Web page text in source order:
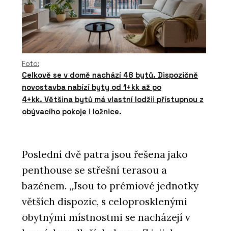
Foto:
Celkově se v domě nachází 48 bytů. Dispozičně
novostavba nabízí byty od 1+kk až po
4+kk. Většina bytů má vlastní lodžii přístupnou z
obývacího pokoje i ložnice.
Poslední dvě patra jsou řešena jako
penthouse se střešní terasou a
bazénem. „Jsou to prémiové jednotky
větších dispozic, s celoprosklenými
obytnými místnostmi se nacházejí v